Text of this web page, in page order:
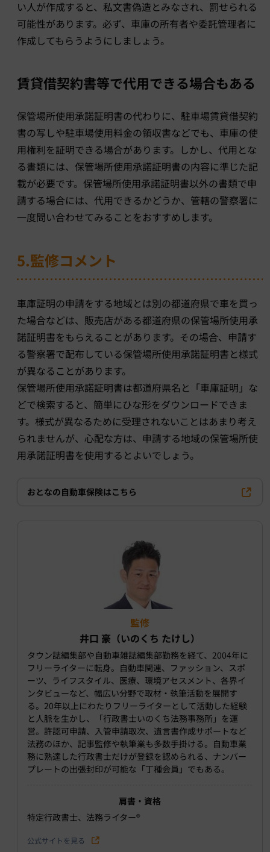
い人が作成すると、私文書偽造とみなされ、罰せられる
可能性があります。必ず、車庫の所有者や委託管理者に
作成してもらうようにしましょう。
賃貸借契約書等で代用できる場合もある
保管場所使用承諾証明書の代わりに、駐車場賃貸借契約
書の写しや駐車場使用料金の領収書などでも、車庫の使
用権利を証明できる場合があります。しかし、代用とな
る書類には、保管場所使用承諾証明書の内容に準じた記
載が必要です。保管場所使用承諾証明書以外の書類で申
請する場合には、代用できるかどうか、管轄の警察署に
一度問い合わせてみることをおすすめします。
5.監修コメント
車庫証明の申請をする地域とは別の都道府県で車を買っ
た場合などは、販売店がある都道府県の保管場所使用承
諾証明書をもらえることがあります。その場合、申請す
る警察署で配布している保管場所使用承諾証明書と様式
が異なることがあります。
保管場所使用承諾証明書は都道府県名と「車庫証明」な
どで検索すると、簡単にひな形をダウンロードできま
す。様式が異なるために受理されないことはあまり考え
られませんが、心配な方は、申請する地域の保管場所使
用承諾証明書を使用するとよいでしょう。
おとなの自動車保険はこちら
監修
井口 豪（いのくち たけし）
タウン誌編集部や自動車雑誌編集部勤務を経て、2004年に
フリーライターに転身。自動車関連、ファッション、スポ
ーツ、ライフスタイル、医療、環境アセスメント、各界イ
ンタビューなど、幅広い分野で取材・執筆活動を展開す
る。20年以上にわたりフリーライターとして活動した経験
と人脈を生かし、「行政書士いのくち法務事務所」を運
営。許認可申請、入管申請取次、遺言書作成サポートなど
法務のほか、記事監修や執筆業も多数手掛ける。自動車業
務に熟達した行政書士だけが登録を認められる、ナンバー
プレートの出張封印が可能な「丁種会員」でもある。
肩書・資格
特定行政書士、法務ライター®︎
公式サイトを見る